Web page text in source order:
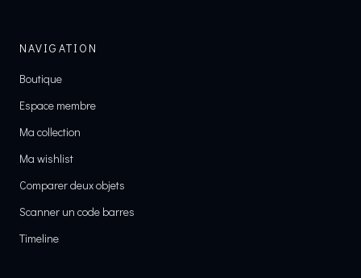
NAVIGATION
Boutique
Espace membre
Ma collection
Ma wishlist
Comparer deux objets
Scanner un code barres
Timeline